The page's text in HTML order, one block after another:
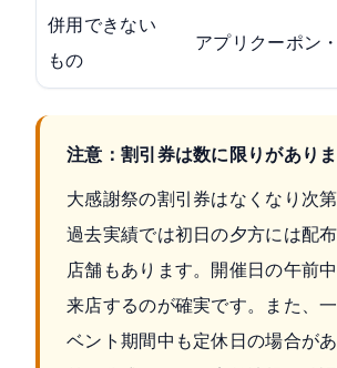
併用できない
もの
アプリクーポン
注意：割引券は数に限りがあり
大感謝祭の割引券はなくなり次第
過去実績では初日の夕方には配
店舗もあります。開催日の午前
来店するのが確実です。また、
ベント期間中も定休日の場合が